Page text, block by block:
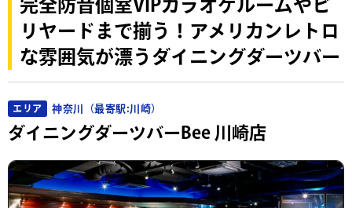
完全防音個室VIPカラオケルームやビ
リヤードまで揃う！アメリカンレトロ
な雰囲気が漂うダイニングダーツバー
エリア 神奈川（最寄駅:川崎）
ダイニングダーツバーBee 川崎店